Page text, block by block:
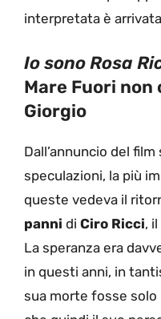
interpretata è
Io sono Rosa
Mare Fuori non
Giorgio
Dall’annuncio del
speculazioni, la più
queste vedeva il
panni di Ciro Ricci,
La speranza era
in questi anni, in
sua morte fosse solo